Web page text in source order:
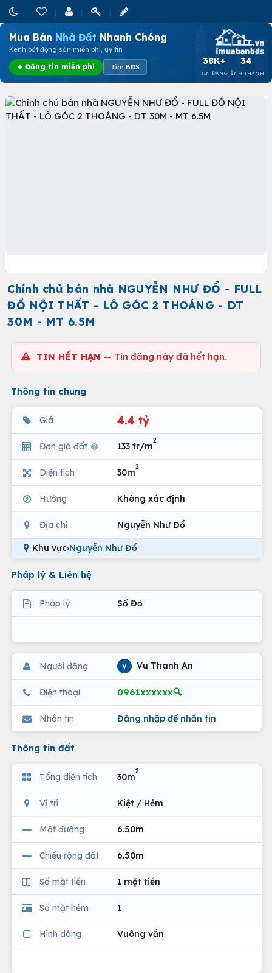
Mua Bán Nhà Đất Nhanh Chóng
Kênh bất động sản miễn phí, uy tín
+ Đăng tin miễn phí Tìm BĐS
38K+
TIN ĐĂNG
34
TỈNH THÀNH
Chính chủ bán nhà NGUYỄN NHƯ ĐỔ - FULL
ĐỒ NỘI THẤT - LÔ GÓC 2 THOÁNG - DT
30M - MT 6.5M
TIN HẾT HẠN — Tin đăng này đã hết hạn.
Thông tin chung
Giá 4.4 tỷ
Đơn giá đất 133 tr/m
2
Diện tích 30m
2
Hướng Không xác định
Địa chỉ Nguyễn Như Đổ
Khu vực›Nguyễn Như Đổ
Pháp lý & Liên hệ
Pháp lý Sổ Đỏ
Người đăng V Vu Thanh An
Điện thoại 0961xxxxxx🔍
Nhắn tin Đăng nhập để nhắn tin
Thông tin đất
Tổng diện tích 30m
2
Vị trí Kiệt / Hẻm
Mặt đường 6.50m
Chiều rộng đất 6.50m
Số mặt tiền 1 mặt tiền
Số mặt hẻm 1
Hình dáng Vuông vắn